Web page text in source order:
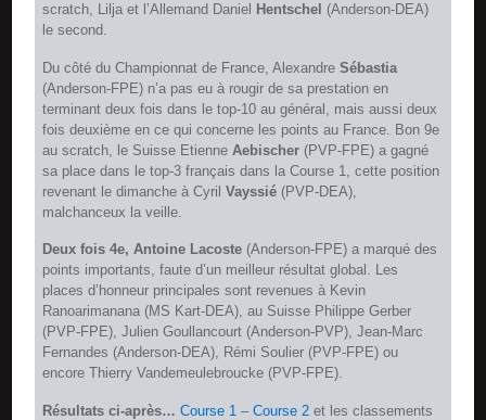
scratch, Lilja et l’Allemand Daniel Hentschel (Anderson-DEA)
le second.
Du côté du Championnat de France, AlexandreSébastia
(Anderson-FPE) n’a pas eu à rougir de sa prestation en
terminant deux fois dans le top-10 au général, mais aussi deux
fois deuxième en ce qui concerne les points au France. Bon 9e
au scratch, le Suisse Etienne Aebischer (PVP-FPE) a gagné
sa place dans le top-3 français dans la Course 1, cette position
revenant le dimanche à CyrilVayssié (PVP-DEA),
malchanceux la veille.
Deux fois 4e, Antoine Lacoste (Anderson-FPE) a marqué des
points importants, faute d’un meilleur résultat global. Les
places d’honneur principales sont revenues à Kevin
Ranoarimanana (MS Kart-DEA), au Suisse Philippe Gerber
(PVP-FPE), Julien Goullancourt (Anderson-PVP), Jean-Marc
Fernandes (Anderson-DEA), Rémi Soulier (PVP-FPE) ou
encore Thierry Vandemeulebroucke (PVP-FPE).
Résultats ci-après…Course 1 –Course 2 et les classements